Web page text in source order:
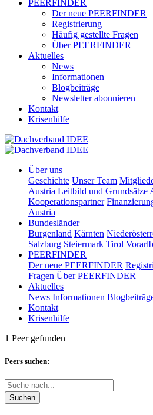
PEERFINDER
Der neue PEERFINDER
Registrierung
Häufig gestellte Fragen
Über PEERFINDER
Aktuelles
News
Informationen
Blogbeiträge
Newsletter abonnieren
Kontakt
Krisenhilfe
Über uns
Geschichte Unser Team
Austria Leitbild und Grundsätze
Kooperationspartner
Austria
Bundesländer
Burgenland Kärnten
Salzburg Steiermark Tirol
PEERFINDER
Der neue PEERFINDER
Fragen Über PEERFINDER
Aktuelles
News Informationen
Kontakt
Krisenhilfe
1 Peer gefunden
Peers suchen:
Suchen